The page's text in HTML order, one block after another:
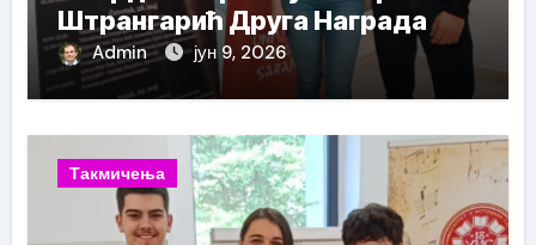
Штрангарић Друга Награда
Admin јун 9, 2026
Такмичења